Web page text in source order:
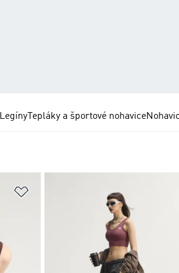
LegínyTepláky a športové nohavice